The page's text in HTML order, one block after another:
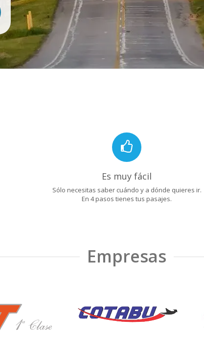
Es muy fácil
Sólo necesitas saber cuándo y a dónde quieres ir.
En 4 pasos tienes tus pasajes.
Empresas